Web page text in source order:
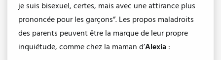
je suis bisexuel, certes, mais avec une attirance plus
prononcée pour les garçons”. Les propos maladroits
des parents peuvent être la marque de leur propre
inquiétude, comme chez la maman d’Alexia :